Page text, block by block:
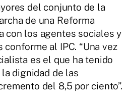
del conjunto de la
de una Reforma
con los agentes sociales y
al IPC. “Una vez
es el que ha tenido
dignidad de las
del 8,5 por ciento”.